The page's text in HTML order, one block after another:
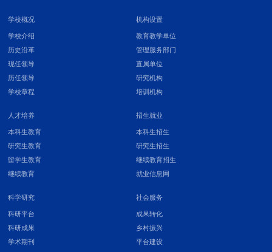
学校概况
学校介绍
历史沿革
现任领导
历任领导
学校章程
机构设置
教育教学单位
管理服务部门
直属单位
研究机构
培训机构
人才培养
本科生教育
研究生教育
留学生教育
继续教育
招生就业
本科生招生
研究生招生
继续教育招生
就业信息网
科学研究
科研平台
科研成果
学术期刊
社会服务
成果转化
乡村振兴
平台建设